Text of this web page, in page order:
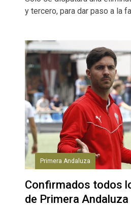
y tercero, para dar paso a la
Primera Andaluza
Confirmados todos
de Primera Andaluza